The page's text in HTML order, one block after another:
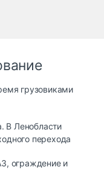
грузовиками
В Ленобласти
перехода
ограждение и